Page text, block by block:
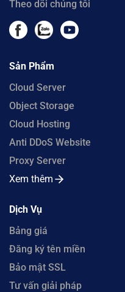
Theo dõi chúng tôi
Sản Phẩm
Cloud Server
Object Storage
Cloud Hosting
Anti DDoS Website
Proxy Server
Xem thêm
Dịch Vụ
Bảng giá
Đăng ký tên miền
Bảo mật SSL
Tư vấn giải pháp